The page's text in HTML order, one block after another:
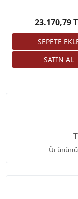
23.170,79